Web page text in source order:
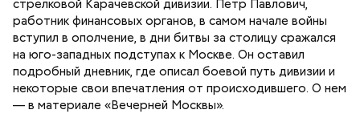
стрелковой Карачевской дивизии. Петр Павлович,
работник финансовых органов, в самом начале войны
вступил в ополчение, в дни битвы за столицу сражался
на юго-западных подступах к Москве. Он оставил
подробный дневник, где описал боевой путь дивизии и
некоторые свои впечатления от происходившего. О нем
— в материале «Вечерней Москвы».